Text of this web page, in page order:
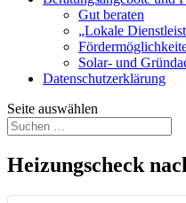
Gut beraten
„Lokale
Solar- und
Datenschutzerklärung
Seite auswählen
Heizungscheck